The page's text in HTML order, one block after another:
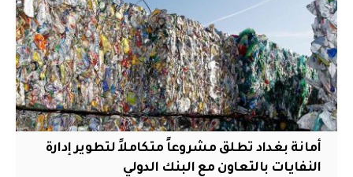
أمانة بغداد تطلق مشروعاً متكاملاً لتطوير إدارة
النفايات بالتعاون مع البنك الدولي